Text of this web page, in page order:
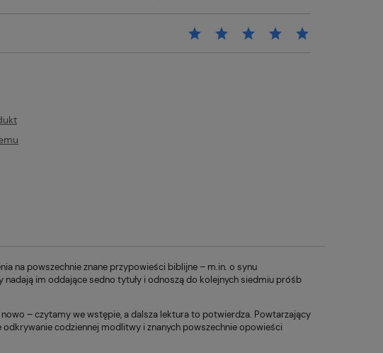
na powszechnie znane przypowieści biblijne – m.in. o synu
im oddające sedno tytuły i odnoszą do kolejnych siedmiu próśb
– czytamy we wstępie, a dalsza lektura to potwierdza. Powtarzający
codziennej modlitwy i znanych powszechnie opowieści